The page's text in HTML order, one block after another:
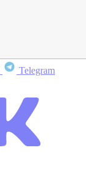
Telegram